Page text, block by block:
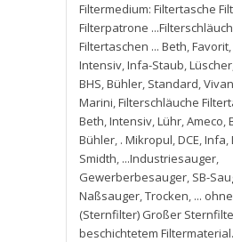
Filtermedium: Filtertasche
Filterpatrone
Filtertaschen ... Beth,Favorit,
Intensiv,Infa-Staub,Lüscher
BHS,Bühler, Standard,
Marini,Filterschläuche
Beth,Intensiv,Lühr,Ameco,
Bühler, . Mikropul,DCE,Infa,
Smidth, ...Industriesauger,
Gewerberbesauger, SB-
Naßsauger,Trocken, ...
(Sternfilter) Großer
beschichtetem Filtermaterial.